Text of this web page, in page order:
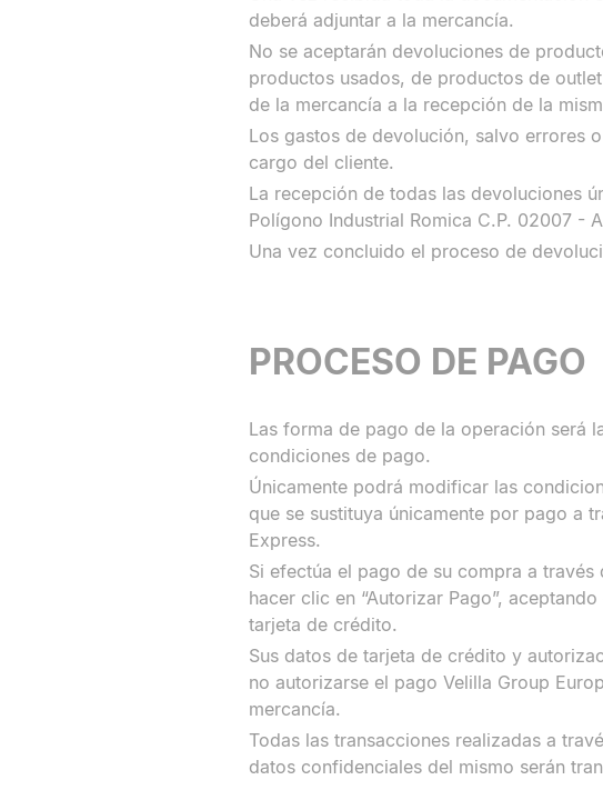
deberá adjuntar a la mercancía.
No se aceptarán devoluciones de
productos usados, de productos de
de la mercancía a la recepción de la
Los gastos de devolución, salvo errores
cargo del cliente.
La recepción de todas las devoluciones
Polígono Industrial Romica C.P. 02007 -
Una vez concluido el proceso de
PROCESO DE PAGO
Las forma de pago de la operación será
condiciones de pago.
Únicamente podrá modificar las
que se sustituya únicamente por pago a
Express.
Si efectúa el pago de su compra a
hacer clic en “Autorizar Pago”,
tarjeta de crédito.
Sus datos de tarjeta de crédito y
no autorizarse el pago Velilla Group
mercancía.
Todas las transacciones realizadas a
datos confidenciales del mismo serán